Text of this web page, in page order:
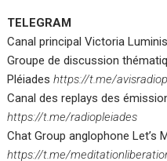
TELEGRAM
Canal principal Victoria
Groupe de discussion
Pléiadeshttps://t.me/
Canal des replays des
https://t.me/radiopleiades
Chat Group anglophone Let’s
https://t.me/